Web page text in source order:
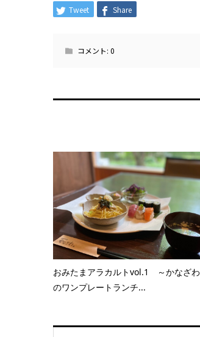
Tweet Share
コメント: 0
おみたまアラカルトvol.1 ～かなざわ
のワンプレートランチ...